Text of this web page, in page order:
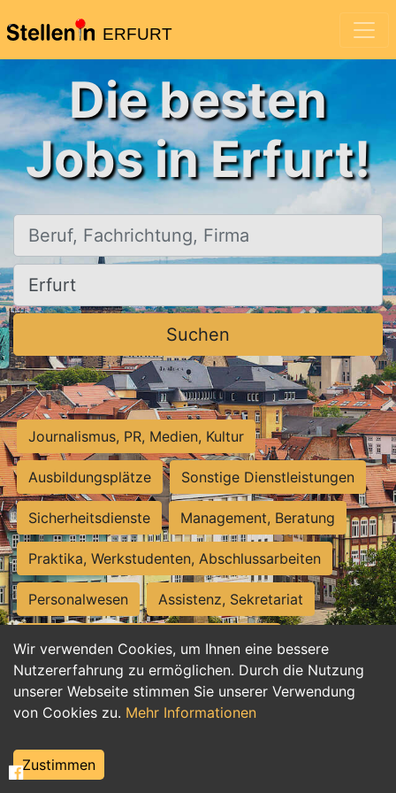
ERFURT
Wir verwenden Cookies, um Ihnen eine bessere
Nutzererfahrung zu ermöglichen. Durch die Nutzung
unserer Webseite stimmen Sie unserer Verwendung
von Cookies zu. Mehr Informationen
Zustimmen
Die besten
Jobs in Erfurt!
Beruf, Fachrichtung, Firma
Ort, Stadt
Suchen
Journalismus, PR, Medien, Kultur
Ausbildungsplätze Sonstige Dienstleistungen
Sicherheitsdienste Management, Beratung
Praktika, Werkstudenten, Abschlussarbeiten
Personalwesen Assistenz, Sekretariat
Hilfskräfte, Aushilfs- und Nebenjobs
Einkauf, Logistik, Materialwirtschaft
Weiterbildung, Studium, duale Ausbildung
Tourismus